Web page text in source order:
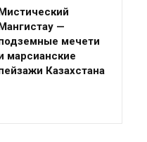
—
мечети
марсианские
Казахстана